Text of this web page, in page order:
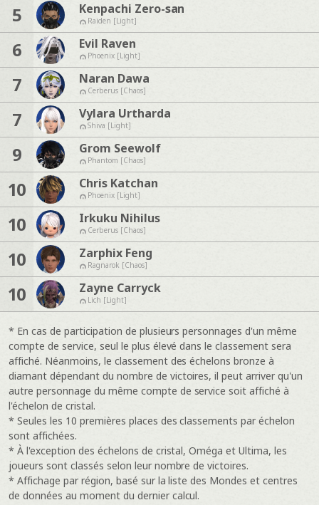
5 Kenpachi Zero-san
Raiden [Light]
6 Evil Raven
Phoenix [Light]
7 Naran Dawa
Cerberus [Chaos]
7 Vylara Urtharda
Shiva [Light]
9 Grom Seewolf
Phantom [Chaos]
10 Chris Katchan
Phoenix [Light]
10 Irkuku Nihilus
Cerberus [Chaos]
10 Zarphix Feng
Ragnarok [Chaos]
10 Zayne Carryck
Lich [Light]
* En cas de participation de plusieurs personnages d'un même
compte de service, seul le plus élevé dans le classement sera
affiché. Néanmoins, le classement des échelons bronze à
diamant dépendant du nombre de victoires, il peut arriver qu'un
autre personnage du même compte de service soit affiché à
l'échelon de cristal.
* Seules les 10 premières places des classements par échelon
sont affichées.
* À l'exception des échelons de cristal, Oméga et Ultima, les
joueurs sont classés selon leur nombre de victoires.
* Affichage par région, basé sur la liste des Mondes et centres
de données au moment du dernier calcul.